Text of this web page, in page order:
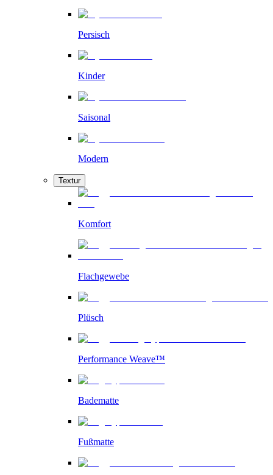
Persisch
Kinder
Saisonal
Modern
Textur
Komfort
Flachgewebe
Plüsch
Performance Weave™
Badematte
Fußmatte